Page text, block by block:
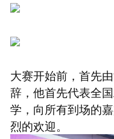
大赛开始前，首先
辞，他首先代表全
学，向所有到场的
烈的欢迎。